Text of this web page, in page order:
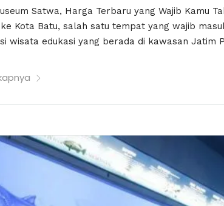
Satwa, Harga Terbaru yang Wajib Kamu
Kota Batu, salah satu tempat yang wajib
wisata edukasi yang berada di kawasan Jatim